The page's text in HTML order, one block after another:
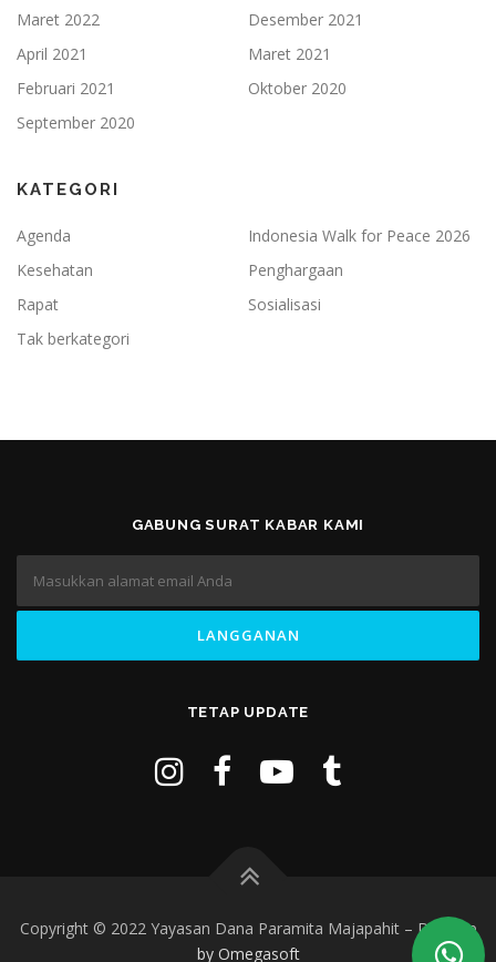
Maret 2022
Desember 2021
April 2021
Maret 2021
Februari 2021
Oktober 2020
September 2020
KATEGORI
Agenda
Indonesia Walk for Peace 2026
Kesehatan
Penghargaan
Rapat
Sosialisasi
Tak berkategori
GABUNG SURAT KABAR KAMI
TETAP UPDATE
Copyright © 2022 Yayasan Dana Paramita Majapahit – Develop
by Omegasoft